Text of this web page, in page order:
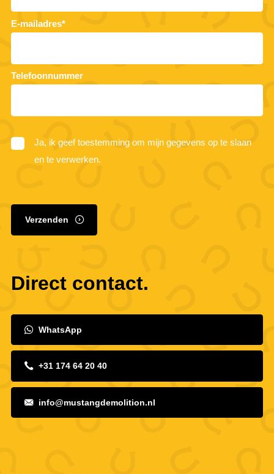
E-mailadres*
Telefoonnummer
Ja, ik geef toestemming om mijn gegevens op te slaan
en te verwerken.
Verzenden
Direct contact.
WhatsApp
+31 174 64 20 40
info@mustangdemolition.nl